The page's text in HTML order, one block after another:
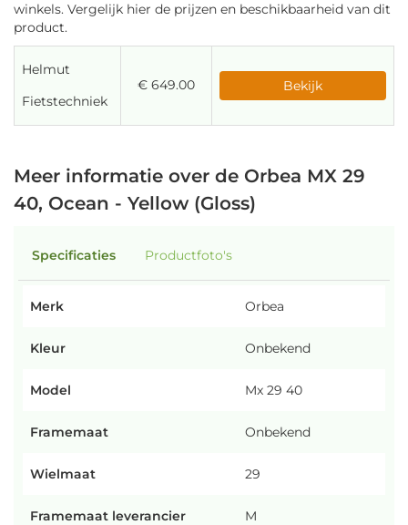
winkels. Vergelijk hier de prijzen en beschikbaarheid van dit
product.
Helmut
Fietstechniek
€ 649.00 Bekijk
Meer informatie over de Orbea MX 29
40, Ocean - Yellow (Gloss)
Specificaties Productfoto's
Merk Orbea
Kleur Onbekend
Model Mx 29 40
Framemaat Onbekend
Wielmaat 29
Framemaat leverancier M